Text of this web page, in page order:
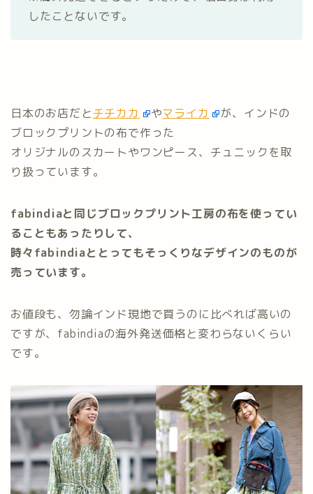
したことないです。
日本のお店だとチチカカ やマライカ
が、インドの
ブロックプリントの布で作った
オリジナルのスカートやワンピース、チュニックを取
り扱っています。
fabindiaと同じブロックプリント工房の布を使ってい
ることもあったりして、
時々fabindiaととってもそっくりなデザインのものが
売っています。
お値段も、勿論インド現地で買うのに比べれば高いの
ですが、fabindiaの海外発送価格と変わらないくらい
です。